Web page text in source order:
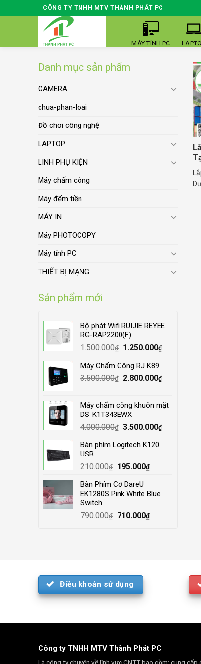
to
CÔNG TY TNHH MTV THÀNH PHÁT PC
MÁY TÍNH PC
Danh mục sản phẩm
CAMERA
chua-phan-loai
Đồ chơi công nghệ
LAPTOP
LINH PHỤ KIỆN
Máy chấm công
Máy đếm tiền
MÁY IN
Máy PHOTOCOPY
Máy tính PC
THIẾT BỊ MẠNG
Sản phẩm mới
Bộ phát Wifi RUIJIE REYEE
RG-RAP2200(F)
1.500.000₫
Original
was:
1.500.000₫.
1.250.000₫Current
1.250.000₫.
Máy Chấm Công RJ K89
3.500.000₫
Original
3.500.000₫.
2.800.000₫Current
2.800.000₫.
Máy chấm công khuôn mặt
DS-K1T343EWX
4.000.000₫ Original
was:
3.500.000₫Current
Bàn phím Logitech K120
USB
210.000₫
Original
was:
210.000₫.
195.000₫Current
195.000₫.
Bàn Phím Cơ DareU
EK1280S Pink White Blue
Switch
790.000₫
Original
710.000₫Current
Điều khoản sử dụng
Công ty TNHH MTV Thành Phát PC
Là công ty chuyên về lĩnh vực CNTT bao gồm: cung cấp